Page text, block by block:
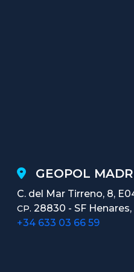
GEOPOL
C. del Mar Tirreno, 8,
CP. 28830 - SF
+34 633 03 66 59